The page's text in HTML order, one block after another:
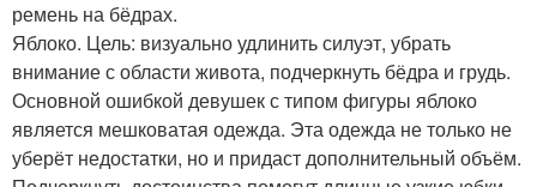
ремень на бёдрах.
Яблоко. Цель: визуально удлинить силуэт, убрать
внимание с области живота, подчеркнуть бёдра и грудь.
Основной ошибкой девушек с типом фигуры яблоко
является мешковатая одежда. Эта одежда не только не
уберёт недостатки, но и придаст дополнительный объём.